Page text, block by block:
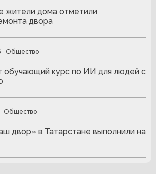
жители дома отметили
двора
Общество
обучающий курс по ИИ для людей с
Общество
двор» в Татарстане выполнили на